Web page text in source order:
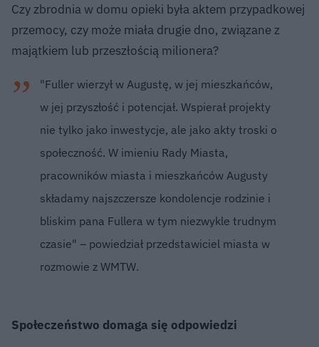
Czy zbrodnia w domu opieki była aktem przypadkowej
przemocy, czy może miała drugie dno, związane z
majątkiem lub przeszłością milionera?
"Fuller wierzył w Augustę, w jej mieszkańców,
w jej przyszłość i potencjał. Wspierał projekty
nie tylko jako inwestycje, ale jako akty troski o
społeczność. W imieniu Rady Miasta,
pracowników miasta i mieszkańców Augusty
składamy najszczersze kondolencje rodzinie i
bliskim pana Fullera w tym niezwykle trudnym
czasie" – powiedział przedstawiciel miasta w
rozmowie z WMTW.
Społeczeństwo domaga się odpowiedzi